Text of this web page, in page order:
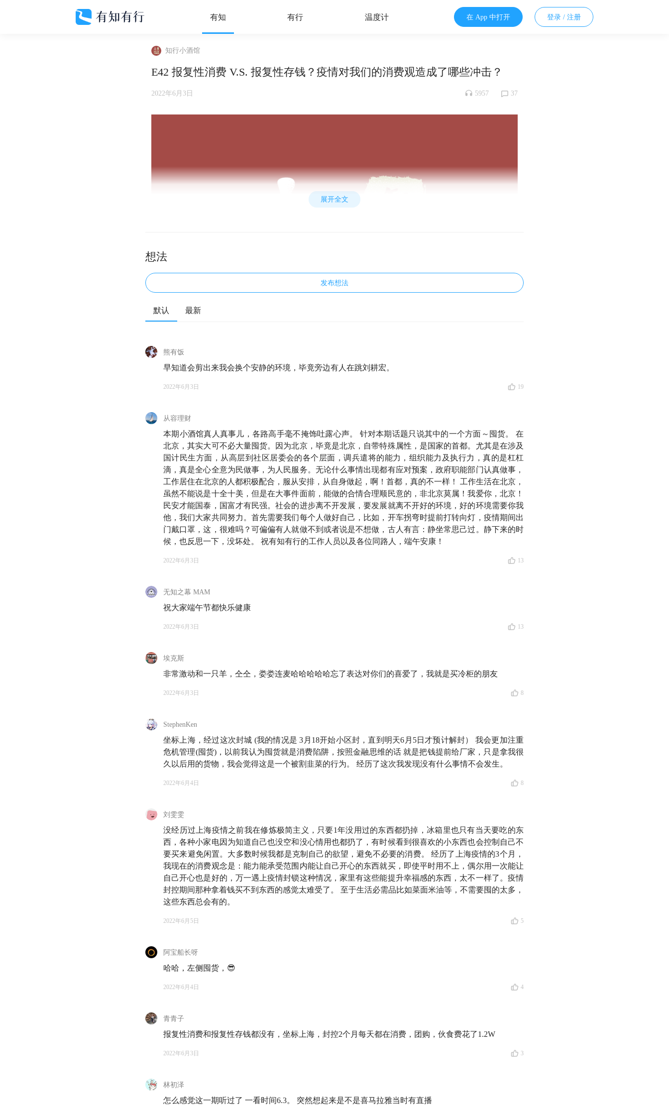
有知 有行 温度计 在 App 中打开 登录 / 注册
知行小酒馆
E42 报复性消费 V.S. 报复性存钱？疫情对我们的消费观造成了哪些冲击？
2022年6月3日 5957 37
大家好，欢迎来到知行小酒馆，我们关注投资，更关注怎样更好地生活。
反反复复的新冠疫情为个人、公司和行业带来了许多不确定性。本期播客录制当天，是我们回归线下办公
第一天。这个时候，我们认为有必要坐下来，好好聊一聊，疫情怎样影响了普通人的消费观念和财务规
划。
声音。而且，录制的这一天，刚好是上海隔离结束的前夜，好几位上海的朋友加入了我们，分享自己过去
几十天的真实经历和感受。
祝收听愉快、端午安康！
🌟 收听提示
05:35居家期间，我们买了什么之前从来没想过会购买的东西？
11:51 一位听友在封闭前日把居家办公神器送去了公司，一位听友的最大心愿是出差
14:07知行省钱小分队新体悟：小妙招
22:58
25:13聊聊我们踩过的坑、多花的钱，希望这些消费陷阱以后你能避开
35:49「报复性消费」还是「报复性存钱」？有人说，他想报复性工作 😂
46:47围炉夜话：大家如何应对不确定性？听听疫情中的劳动者、个体户、美术馆的具体境况.....
60:18本轮省钱研讨会的最大赢家：🥁
知行小酒馆 | E15 从 4 块钱的外卖餐盒费开始，聊聊日常生活中的消费陷阱
📪 知行信箱
如果你在投资生活中遇到了困惑，欢迎给「知行小酒馆」写信。不管是你苦恼于不知道怎样才能存下钱，
还是纠结于怎样才帮身边人弄明白某个投资小问题，只要是关于钱的问题，都可以来信倾诉。虽然精力所
来信请寄：
展开全文
想法
发布想法
默认 最新
熊有饭
早知道会剪出来我会换个安静的环境，毕竟旁边有人在跳刘耕宏。
2022年6月3日 19
从容理财
本期小酒馆真人真事儿，各路高手毫不掩饰吐露心声。 针对本期话题只说其中的一个方面～囤货。 在
北京，其实大可不必大量囤货。因为北京，毕竟是北京，自带特殊属性，是国家的首都。尤其是在涉及
国计民生方面，从高层到社区居委会的各个层面，调兵遣将的能力，组织能力及执行力，真的是杠杠
滴，真是全心全意为民做事，为人民服务。无论什么事情出现都有应对预案，政府职能部门认真做事，
工作居住在北京的人都积极配合，服从安排，从自身做起，啊！首都，真的不一样！ 工作生活在北京，
虽然不能说是十全十美，但是在大事件面前，能做的合情合理顺民意的，非北京莫属！我爱你，北京！
民安才能国泰，国富才有民强。社会的进步离不开发展，要发展就离不开好的环境，好的环境需要你我
他，我们大家共同努力。首先需要我们每个人做好自己，比如，开车拐弯时提前打转向灯，疫情期间出
门戴口罩，这，很难吗？可偏偏有人就做不到或者说是不想做，古人有言：静坐常思己过。静下来的时
候，也反思一下，没坏处。 祝有知有行的工作人员以及各位同路人，端午安康！
2022年6月3日 13
无知之幕 MAM
祝大家端午节都快乐健康
2022年6月3日 13
埃克斯
非常激动和一只羊，仝仝，娄娄连麦哈哈哈哈哈忘了表达对你们的喜爱了，我就是买冷柜的朋友
2022年6月3日 8
StephenKen
坐标上海，经过这次封城 (我的情况是 3月18开始小区封，直到明天6月5日才预计解封） 我会更加注重
危机管理(囤货)，以前我认为囤货就是消费陷阱，按照金融思维的话 就是把钱提前给厂家，只是拿我很
久以后用的货物，我会觉得这是一个被割韭菜的行为。 经历了这次我发现没有什么事情不会发生。
2022年6月4日 8
刘雯雯
没经历过上海疫情之前我在修炼极简主义，只要1年没用过的东西都扔掉，冰箱里也只有当天要吃的东
西，各种小家电因为知道自己也没空和没心情用也都扔了，有时候看到很喜欢的小东西也会控制自己不
要买来避免闲置。大多数时候我都是克制自己的欲望，避免不必要的消费。 经历了上海疫情的3个月，
我现在的消费观念是：能力能承受范围内能让自己开心的东西就买，即使平时用不上，偶尔用一次能让
自己开心也是好的，万一遇上疫情封锁这种情况，家里有这些能提升幸福感的东西，太不一样了。疫情
封控期间那种拿着钱买不到东西的感觉太难受了。 至于生活必需品比如菜面米油等，不需要囤的太多，
这些东西总会有的。
2022年6月5日 5
阿宝船长呀
哈哈，左侧囤货，😎
2022年6月4日 4
青青子
报复性消费和报复性存钱都没有，坐标上海，封控2个月每天都在消费，团购，伙食费花了1.2W
2022年6月3日 3
林初泽
怎么感觉这一期听过了 一看时间6.3。 突然想起来是不是喜马拉雅当时有直播